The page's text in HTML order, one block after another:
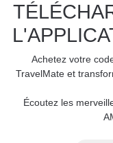
Achetez votre
TravelMate et
Écoutez les